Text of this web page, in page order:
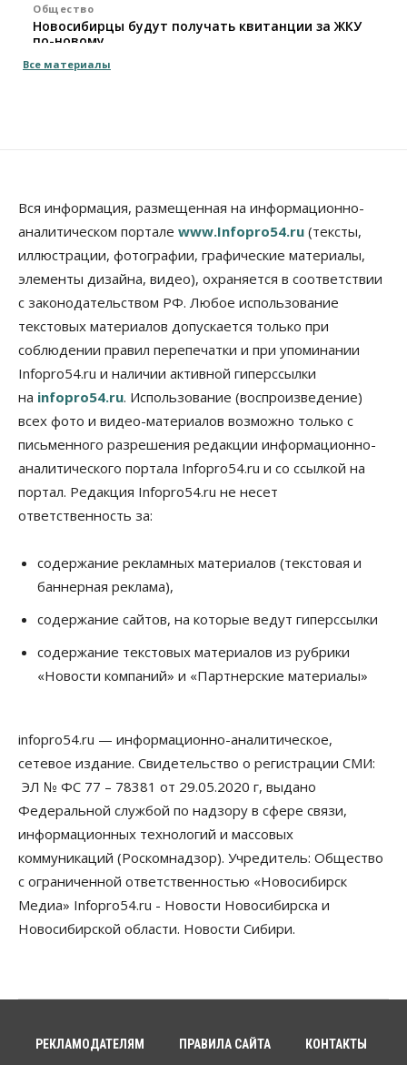
Общество
Новосибирцы будут получать квитанции за ЖКУ
по-новому
08 Августа 2026, 09:00
В Новосибирске прошёл митинг
против нового закона о памятниках
07 Августа 2026, 18:00
Бизнес
В аэропорту Толмачёво завершены работы по
бетонированию рулежных дорожек
07 Августа 2026, 17:00
Новосибирцы стали реже оформлять
дома по упрощенной схеме
07 Августа 2026, 16:00
Общество Право&Порядок
Роспотребнадзор изъял почти полторы тонны
мяса в Новосибирской области
Расходы новосибирцев на спорт выросли на 40%
за полгода
07 Августа 2026, 14:35
07 Августа 2026, 14:00
07 Августа 2026, 13:55
Авто Общество
Треть автовладельцев в Новосибирской области
«поставили машины на прикол»
07 Августа 2026, 13:00
Школы, библиотеки, пешеходные тротуары:
депутаты Госдумы контролируют работы на
социальных объектах
07 Августа 2026, 12:35
Синоптики рассказали о погоде в Новосибирске
Все материалы
Вся информация, размещенная на информационно-
аналитическом портале www.Infopro54.ru (тексты,
иллюстрации, фотографии, графические материалы,
элементы дизайна, видео), охраняется в соответствии
с законодательством РФ. Любое использование
текстовых материалов допускается только при
соблюдении правил перепечатки и при упоминании
Infopro54.ru и наличии активной гиперссылки
на infopro54.ru. Использование (воспроизведение)
всех фото и видео-материалов возможно только с
письменного разрешения редакции информационно-
аналитического портала Infopro54.ru и со ссылкой на
портал. Редакция Infopro54.ru не несет
ответственность за:
содержание рекламных материалов (текстовая и
баннерная реклама),
содержание сайтов, на которые ведут гиперссылки
содержание текстовых материалов из рубрики
«Новости компаний» и «Партнерские материалы»
infopro54.ru — информационно-аналитическое,
сетевое издание. Свидетельство о регистрации СМИ:
ЭЛ № ФС 77 – 78381 от 29.05.2020 г, выдано
Федеральной службой по надзору в сфере связи,
информационных технологий и массовых
коммуникаций (Роскомнадзор). Учредитель: Общество
с ограниченной ответственностью «Новосибирск
Медиа» Infopro54.ru - Новости Новосибирска и
Новосибирской области. Новости Сибири.
РЕКЛАМОДАТЕЛЯМ ПРАВИЛА САЙТА КОНТАКТЫ